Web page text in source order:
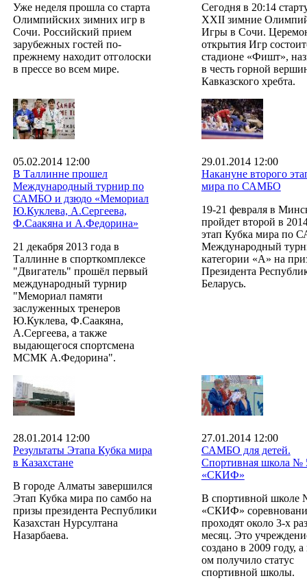
Уже неделя прошла со старта
Олимпийских зимних игр в
Сочи. Российский прием
зарубежных гостей по-
прежнему находит отголоски
в прессе во всем мире.
Сегодня в 20:14
XXII зимние
Игры в Сочи.
открытия Игр
стадионе «Фишт»,
в честь горной
Кавказского хребта.
05.02.2014 12:00
В Таллинне прошел
Международный турнир по
САМБО и дзюдо «Мемориал
Ю.Куклева, А.Сергеева,
Ф.Саакяна и А.Федорина»
21 декабря 2013 года в
Таллинне в спорткомплексе
"Двигатель" прошёл первый
международный турнир
"Мемориал памяти
заслуженных тренеров
Ю.Куклева, Ф.Саакяна,
А.Сергеева, а также
выдающегося спортсмена
МСМК А.Федорина".
29.01.2014 12:00
Накануне второго
мира по САМБО
19-21 февраля в
пройдет второй в
этап Кубка мира по
Международный
категории «А» на
Президента
Беларусь.
28.01.2014 12:00
Результаты Этапа Кубка мира
в Казахстане
В городе Алматы завершился
Этап Кубка мира по самбо на
призы президента Республики
Казахстан Нурсултана
Назарбаева.
27.01.2014 12:00
САМБО для детей.
Спортивная школа №
«СКИФ»
В спортивной школе
«СКИФ»
проходят около 3-х
месяц. Это
создано в 2009 году,
ом получило статус
спортивной школы.